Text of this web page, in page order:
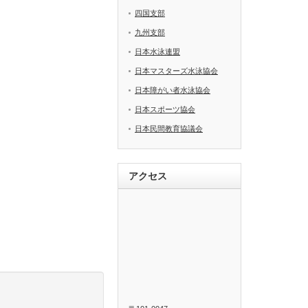
四国支部
九州支部
日本水泳連盟
日本マスターズ水泳協会
日本障がい者水泳協会
日本スポーツ協会
日本民間教育協議会
アクセス